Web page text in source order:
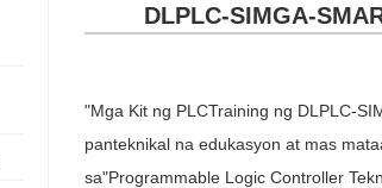
DLPLC-SIMGA-
"Mga Kit ng PLCTraining ng DLPLC-
panteknikal na edukasyon at mas
sa"Programmable Logic Controller